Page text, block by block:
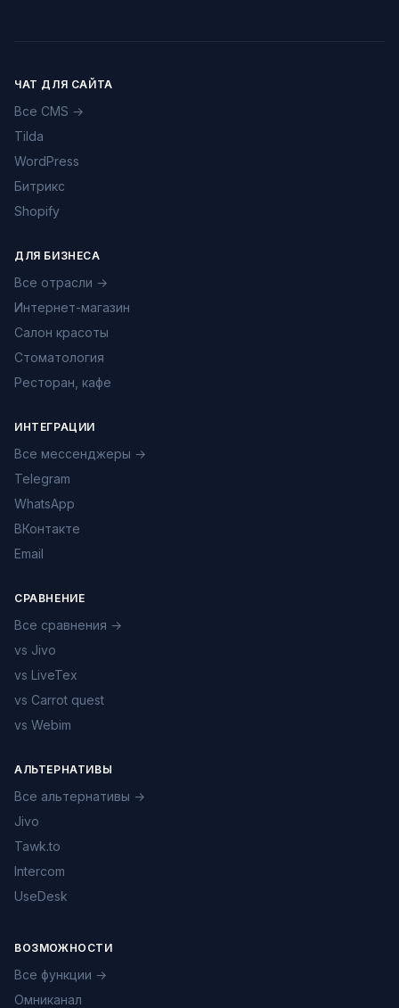
ЧАТ ДЛЯ САЙТА
Все CMS →
Tilda
WordPress
Битрикс
Shopify
ДЛЯ БИЗНЕСА
Все отрасли →
Интернет-магазин
Салон красоты
Стоматология
Ресторан, кафе
ИНТЕГРАЦИИ
Все мессенджеры →
Telegram
WhatsApp
ВКонтакте
Email
СРАВНЕНИЕ
Все сравнения →
vs Jivo
vs LiveTex
vs Carrot quest
vs Webim
АЛЬТЕРНАТИВЫ
Все альтернативы →
Jivo
Tawk.to
Intercom
UseDesk
ВОЗМОЖНОСТИ
Все функции →
Омниканал